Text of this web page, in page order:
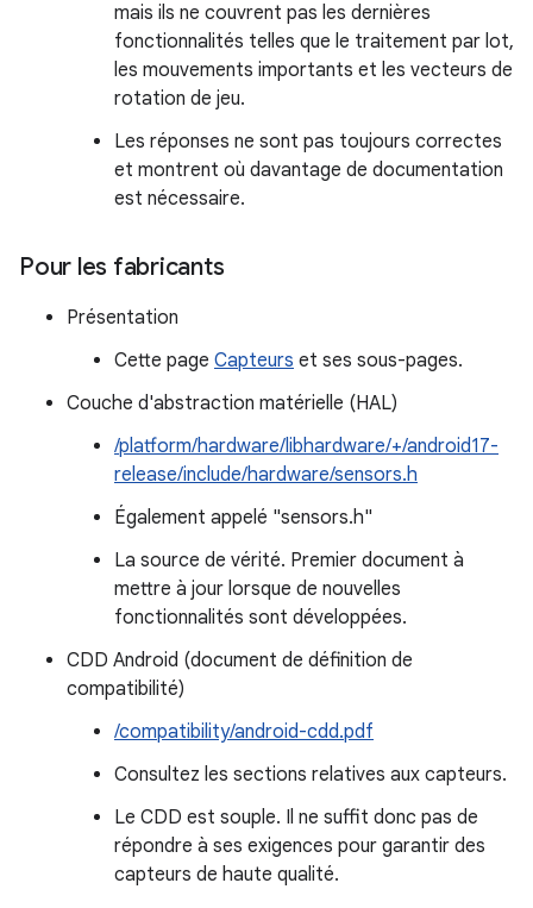
mais ils ne couvrent pas les dernières
fonctionnalités telles que le traitement par lot,
les mouvements importants et les vecteurs de
rotation de jeu.
Les réponses ne sont pas toujours correctes
et montrent où davantage de documentation
est nécessaire.
Pour les fabricants
Présentation
Cette page Capteurs et ses sous-pages.
Couche d'abstraction matérielle (HAL)
/platform/hardware/libhardware/+/android17-
release/include/hardware/sensors.h
Également appelé "sensors.h"
La source de vérité. Premier document à
mettre à jour lorsque de nouvelles
fonctionnalités sont développées.
CDD Android (document de définition de
compatibilité)
/compatibility/android-cdd.pdf
Consultez les sections relatives aux capteurs.
Le CDD est souple. Il ne suffit donc pas de
répondre à ses exigences pour garantir des
capteurs de haute qualité.